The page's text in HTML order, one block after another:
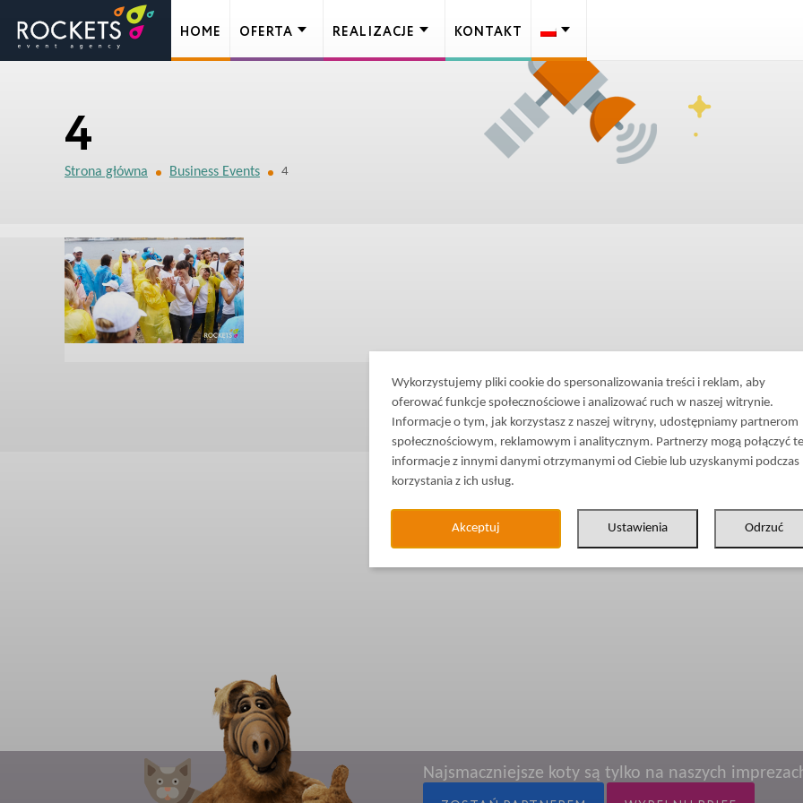
4
Strona główna Business Events 4
Najsmaczniejsze koty są tylko na naszych
HOME OFERTA REALIZACJE KONTAKT
Wykorzystujemy pliki cookie do spersonalizowania treści i reklam, aby
oferować funkcje społecznościowe i analizować ruch w naszej witrynie.
Informacje o tym, jak korzystasz z naszej witryny, udostępniamy partnerom
społecznościowym, reklamowym i analitycznym. Partnerzy mogą połączyć te
informacje z innymi danymi otrzymanymi od Ciebie lub uzyskanymi podczas
korzystania z ich usług.
Akceptuj Ustawienia Odrzuć